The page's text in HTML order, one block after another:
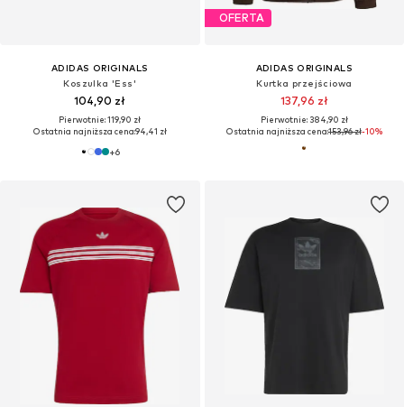
ADIDAS ORIGINALS
Koszulka 'Ess'
104,90 zł
Pierwotnie: 119,90 zł
Ostatnia najniższa cena:94,41 zł
+6
OFERTA
ADIDAS ORIGINALS
Kurtka przejściowa
137,96 zł
Pierwotnie: 384,90 zł
Ostatnia najniższa cena:153,96 zł-10%